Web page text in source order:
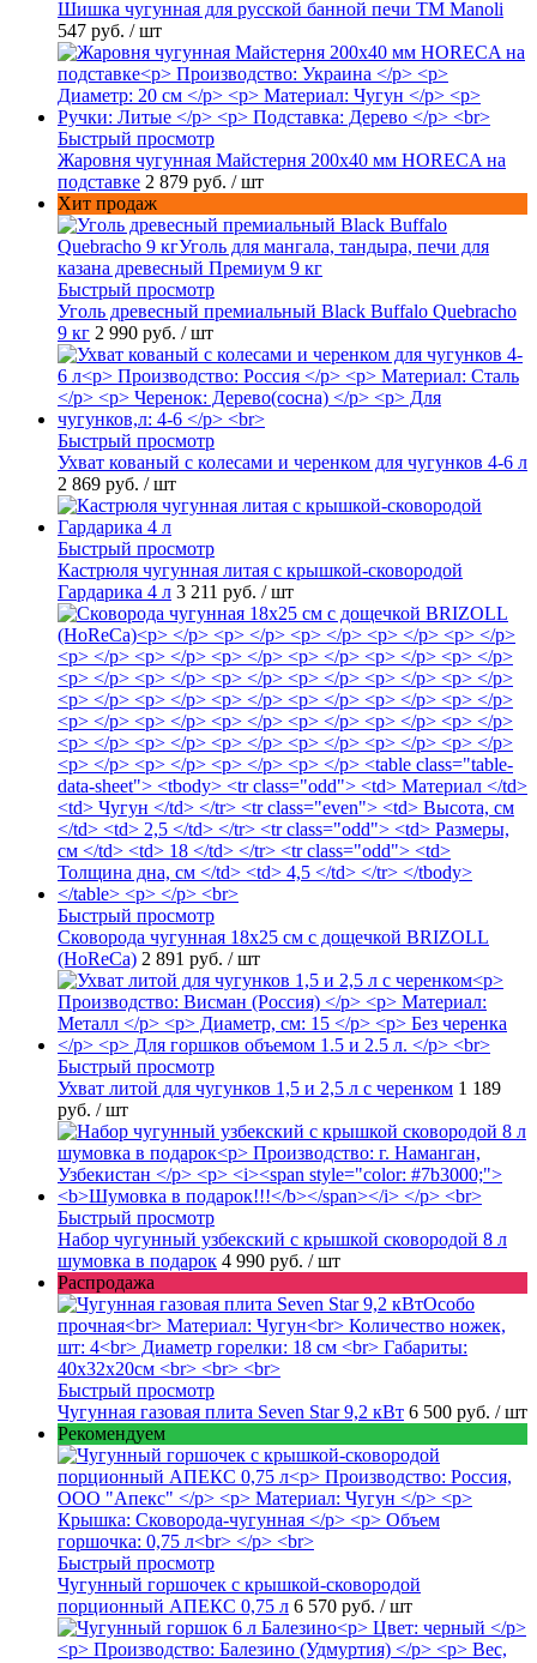
Шишка чугунная для русской банной печи ТМ Manoli
547 руб. / шт
Быстрый просмотр
Жаровня чугунная Майстерня 200х40 мм HORECA на
подставке 2 879 руб. / шт
Хит продаж
Быстрый просмотр
Уголь древесный премиальный Black Buffalo Quebracho
9 кг 2 990 руб. / шт
Быстрый просмотр
Ухват кованый с колесами и черенком для чугунков 4-6 л
2 869 руб. / шт
Быстрый просмотр
Кастрюля чугунная литая с крышкой-сковородой
Гардарика 4 л 3 211 руб. / шт
Быстрый просмотр
Сковорода чугунная 18х25 см с дощечкой BRIZOLL
(HoReCa) 2 891 руб. / шт
Быстрый просмотр
Ухват литой для чугунков 1,5 и 2,5 л с черенком 1 189
руб. / шт
Быстрый просмотр
Набор чугунный узбекский с крышкой сковородой 8 л
шумовка в подарок 4 990 руб. / шт
Распродажа
Быстрый просмотр
Чугунная газовая плита Seven Star 9,2 кВт 6 500 руб. / шт
Рекомендуем
Быстрый просмотр
Чугунный горшочек с крышкой-сковородой
порционный АПЕКС 0,75 л 6 570 руб. / шт